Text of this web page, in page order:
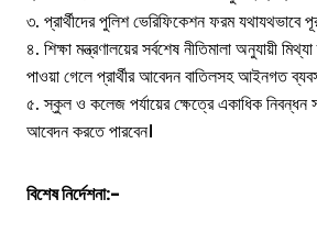
৩. প্রার্থীদের পুলিশ ভেরিফিকেশন ফরম যথাযথভাবে
৪. শিক্ষা মন্ত্রণালয়ের সর্বশেষ নীতিমালা অনুযায়ী
পাওয়া গেলে প্রার্থীর আবেদন বাতিলসহ আইনগত
৫. স্কুল ও কলেজ পর্যায়ের ক্ষেত্রে একাধিক নিবন্ধন
আবেদন করতে পারবেন।
বিশেষ নির্দেশনা:-